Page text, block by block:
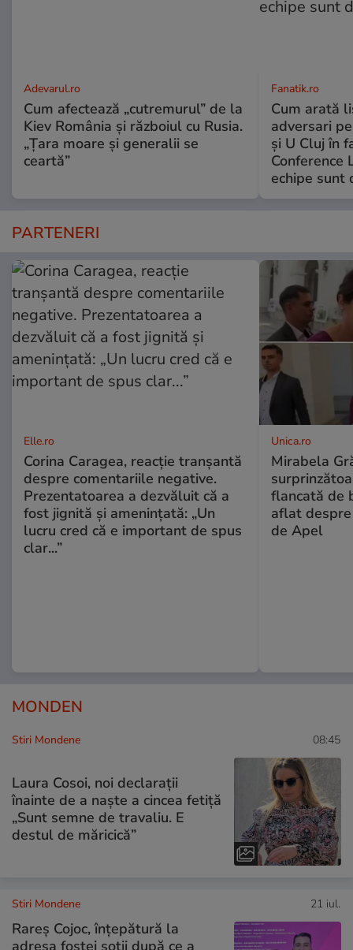
Adevarul.ro
Cum afectează „cutremurul” de la
Kiev România și războiul cu Rusia.
„Țara moare și generalii se
ceartă”
Fanatik.ro
Cum arată
adversari
și U Cluj în
Conference
echipe sunt
PARTENERI
Elle.ro
Corina Caragea, reacție tranșantă
despre comentariile negative.
Prezentatoarea a dezvăluit că a
fost jignită și amenințată: „Un
lucru cred că e important de spus
clar...”
Unica.ro
Mirabela
flancată de
aflat
de Apel
MONDEN
Stiri Mondene 08:45
Laura Cosoi, noi declarații
înainte de a naște a cincea fetiță
„Sunt semne de travaliu. E
destul de măricică”
Stiri Mondene 21 iul.
Rareș Cojoc, înțepătură la
adresa fostei soții după ce a